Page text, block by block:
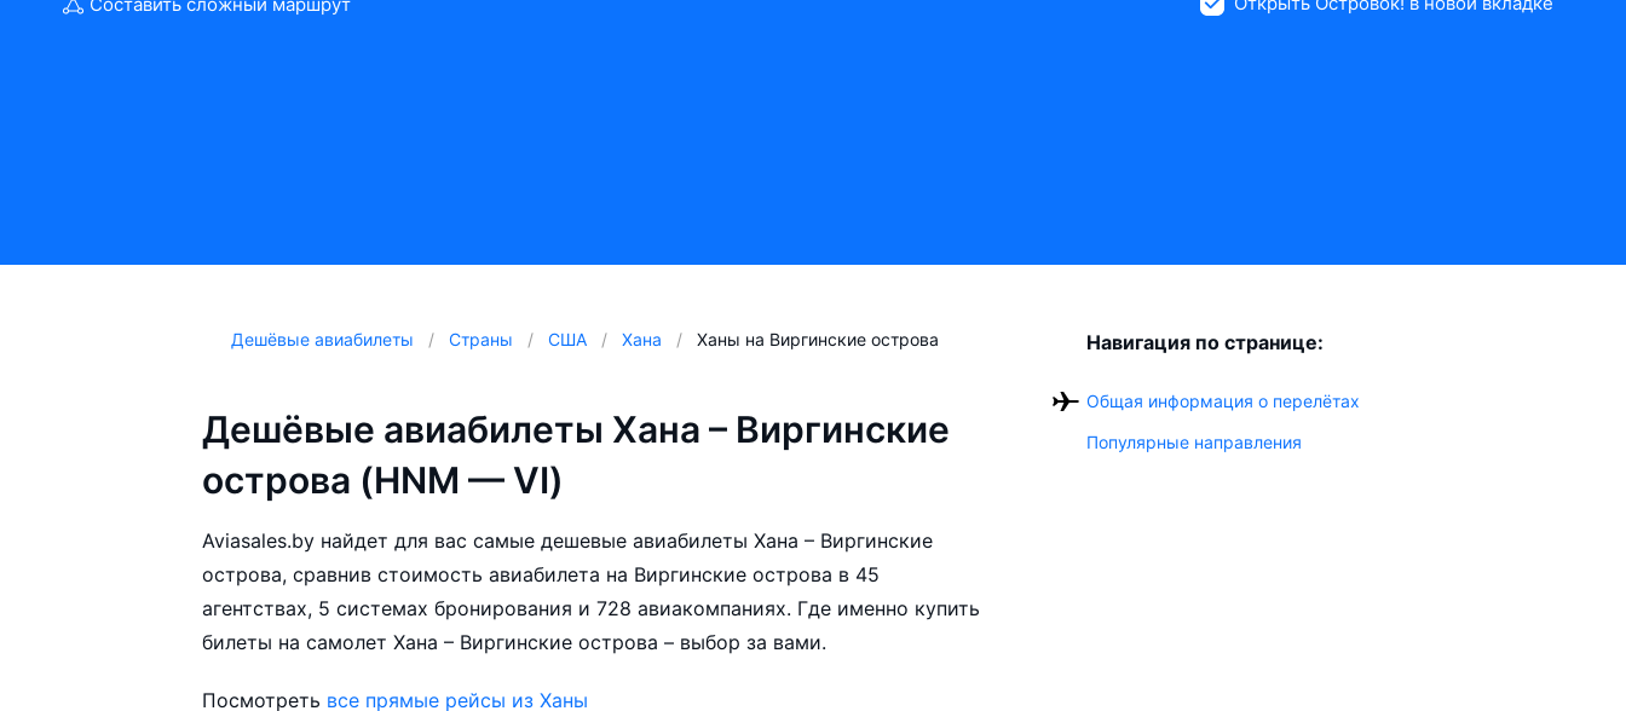
Дешёвые авиабилеты Страны США Хана Ханы на Виргинские острова
Дешёвые авиабилеты Хана – Виргинские
острова (HNM — VI)
Aviasales.by найдет для вас самые дешевые авиабилеты Хана – Виргинские
острова, сравнив стоимость авиабилета на Виргинские острова в 45
агентствах, 5 системах бронирования и 728 авиакомпаниях. Где именно купить
билеты на самолет Хана – Виргинские острова – выбор за вами.
Посмотреть все прямые рейсы из Ханы
Навигация по странице:
Общая информация о перелётах
Популярные направления